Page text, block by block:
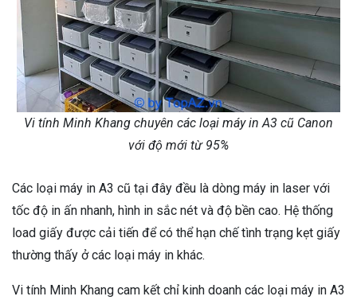
Vi tính Minh Khang chuyên các loại máy in A3 cũ Canon
với độ mới từ 95%
Các loại máy in A3 cũ tại đây đều là dòng máy in laser với
tốc độ in ấn nhanh, hình in sắc nét và độ bền cao. Hệ thống
load giấy được cải tiến để có thể hạn chế tình trạng kẹt giấy
thường thấy ở các loại máy in khác.
Vi tính Minh Khang cam kết chỉ kinh doanh các loại máy in A3